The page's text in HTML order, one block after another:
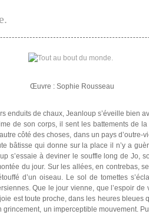
Œuvre : Sophie Rousseau
enduits de chaux, Jeanloup s’éveille bien
de son corps, il sent les battements de
côté des choses, dans un pays d’outre-
bâtisse qui donne sur la place il n’y a
s’essaie à deviner le souffle long de Jo,
du jour. Sur les allées, en contrebas,
d’un oiseau. Le sol de tomettes
Que le jour vienne, que l’espoir de
est toute proche, dans les heures bleues
un imperceptible mouvement.